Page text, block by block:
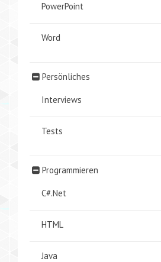
PowerPoint
Word
Persönliches
Interviews
Tests
Programmieren
C#.Net
HTML
Java